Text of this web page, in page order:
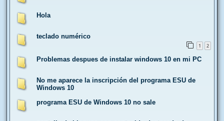
Hola
teclado numérico
1 2
Problemas despues de instalar windows 10 en mi PC
No me aparece la inscripción del programa ESU de
Windows 10
programa ESU de Windows 10 no sale